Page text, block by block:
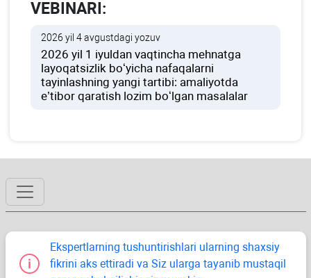
VEBINARI:
2026 yil 4 avgustdagi yozuv
2026 yil 1 iyuldan vaqtincha mehnatga
layoqatsizlik boʻyicha nafaqalarni
tayinlashning yangi tartibi: amaliyotda
e’tibor qaratish lozim boʻlgan masalalar
Ekspertlarning tushuntirishlari ularning shaхsiy
fikrini aks ettiradi va Siz ularga tayanib mustaqil